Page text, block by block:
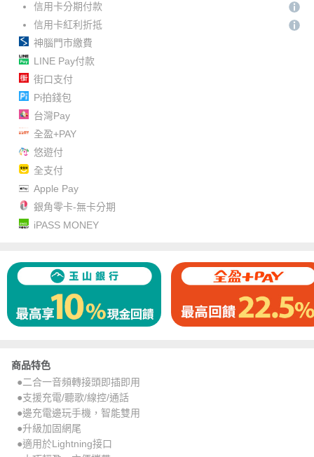
信用卡分期付款
信用卡紅利折抵
神腦門市繳費
LINE Pay付款
街口支付
Pi拍錢包
台灣Pay
全盈+PAY
悠遊付
全支付
Apple Pay
銀角零卡-無卡分期
iPASS MONEY
商品特色
●二合一音頻轉接頭即插即用
●支援充電/聽歌/線控/通話
●邊充電邊玩手機，智能雙用
●升級加固網尾
●適用於Lightning接口